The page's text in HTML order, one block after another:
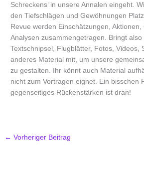
Schreckens’ in unsere Annalen eingeht.
den Tiefschlägen und Gewöhnungen
Revue werden Einschätzungen, Aktionen,
Analysen zusammengetragen. Bringt
Textschnipsel, Flugblätter, Fotos, Videos,
anderes Material mit, um unsere
zu gestalten. Ihr könnt auch Material
nicht zum Vortragen eignet. Ein bisschen
gegenseitiges Rückenstärken ist dran!
← Vorheriger Beitrag